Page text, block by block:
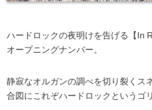
ハードロックの夜明けを告げる【In
オープニングナンバー。
静寂なオルガンの調べを切り裂くス
合図にこれぞハードロックというゴ